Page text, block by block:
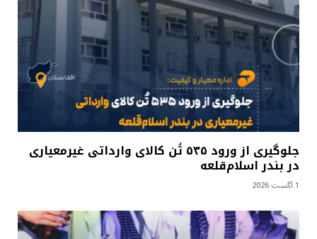
جلوگیری از ورود ۵۳۵ تُن کالای وارداتی غیرمعیاری
در بندر اسلام‌قلعه
1 آگست 2026